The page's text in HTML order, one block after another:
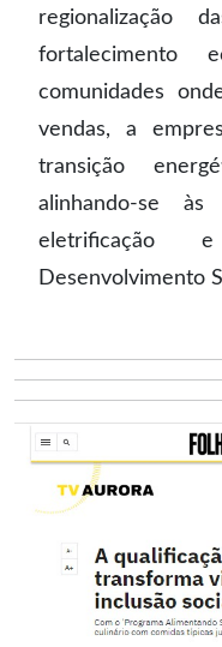
regionalização
fortalecimento
comunidades
vendas, a
transição
alinhando-se
Desenvolvimento